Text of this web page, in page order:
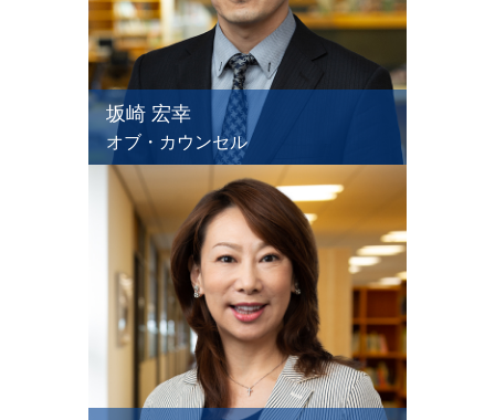
坂崎 宏幸
オブ・カウンセル